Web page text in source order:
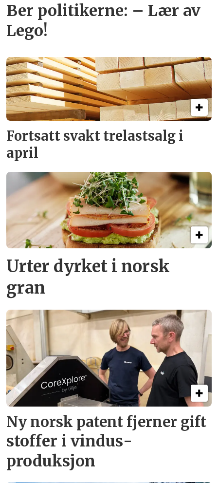
Ber politikerne: – Lær av
Lego!
Fortsatt svakt trelastsalg i
april
Urter dyrket i norsk
gran
Ny norsk patent fjerner gift­
stoffer i vindus­
produksjon